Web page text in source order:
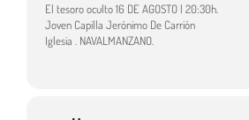
El tesoro oculto 16 DE AGOSTO | 20:30h.
Joven Capilla Jerónimo De Carrión
Iglesia . NAVALMANZANO.